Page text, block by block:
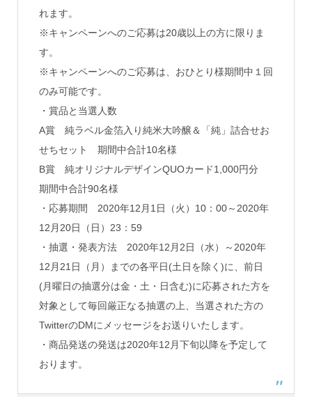
れます。
※キャンペーンへのご応募は20歳以上の方に限りま
す。
※キャンペーンへのご応募は、おひとり様期間中１回
のみ可能です。
・賞品と当選人数
A賞 純ラベル金箔入り純米大吟醸＆「純」詰合せお
せちセット 期間中合計10名様
B賞 純オリジナルデザインQUOカード1,000円分
期間中合計90名様
・応募期間 2020年12月1日（火）10：00～2020年
12月20日（日）23：59
・抽選・発表方法 2020年12月2日（水）～2020年
12月21日（月）までの各平日(土日を除く)に、前日
(月曜日の抽選分は金・土・日含む)に応募された方を
対象として毎回厳正なる抽選の上、当選された方の
TwitterのDMにメッセージをお送りいたします。
・商品発送の発送は2020年12月下旬以降を予定して
おります。